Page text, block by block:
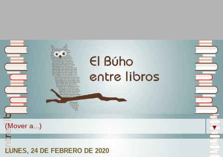
▼
LUNES, 24 DE FEBRERO DE 2020